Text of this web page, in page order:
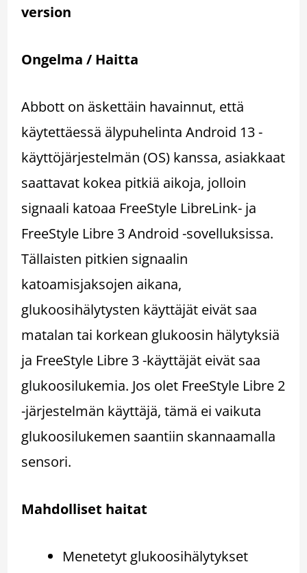
version
Ongelma / Haitta
Abbott on äskettäin havainnut, että
käytettäessä älypuhelinta Android 13 -
käyttöjärjestelmän (OS) kanssa, asiakkaat
saattavat kokea pitkiä aikoja, jolloin
signaali katoaa FreeStyle LibreLink- ja
FreeStyle Libre 3 Android -sovelluksissa.
Tällaisten pitkien signaalin
katoamisjaksojen aikana,
glukoosihälytysten käyttäjät eivät saa
matalan tai korkean glukoosin hälytyksiä
ja FreeStyle Libre 3 -käyttäjät eivät saa
glukoosilukemia. Jos olet FreeStyle Libre 2
-järjestelmän käyttäjä, tämä ei vaikuta
glukoosilukemen saantiin skannaamalla
sensori.
Mahdolliset haitat
Menetetyt glukoosihälytykset